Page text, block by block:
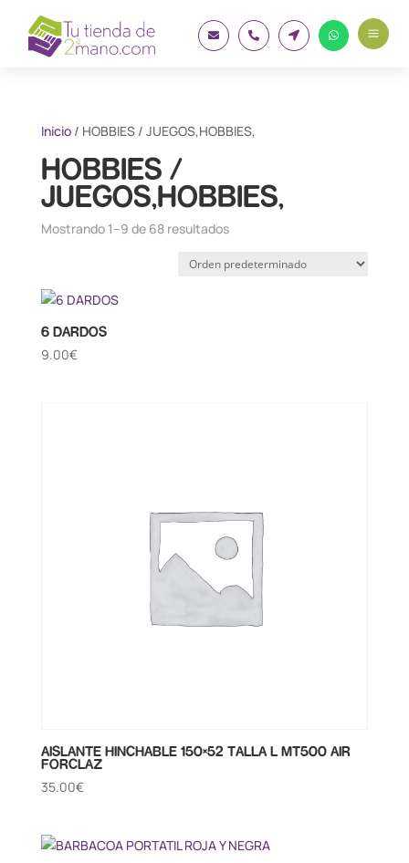
    a
Inicio/ HOBBIES / JUEGOS,HOBBIES,
HOBBIES /
JUEGOS,HOBBIES,
Mostrando 1–9 de 68 resultados
6 DARDOS
9.00€
AISLANTE HINCHABLE 150×52 TALLA L MT500 AIR
FORCLAZ
35.00€